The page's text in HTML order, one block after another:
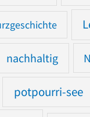
nachhaltig
potpourri-see